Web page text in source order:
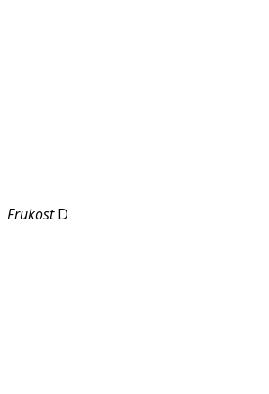
FrukostD